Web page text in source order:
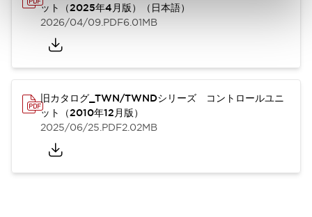
ット（2025年4月版）（日本語）
2026/04/09.PDF6.01MB
旧カタログ_TWN/TWNDシリーズ コントロールユニ
ット（2010年12月版）
2025/06/25.PDF2.02MB